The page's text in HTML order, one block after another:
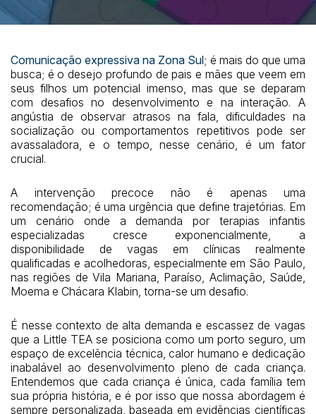
Comunicação expressiva na Zona Sul; é mais do que uma
busca; é o desejo profundo de pais e mães que veem em
seus filhos um potencial imenso, mas que se deparam
com desafios no desenvolvimento e na interação. A
angústia de observar atrasos na fala, dificuldades na
socialização ou comportamentos repetitivos pode ser
avassaladora, e o tempo, nesse cenário, é um fator
crucial.
A intervenção precoce não é apenas uma
recomendação; é uma urgência que define trajetórias. Em
um cenário onde a demanda por terapias infantis
especializadas cresce exponencialmente, a
disponibilidade de vagas em clínicas realmente
qualificadas e acolhedoras, especialmente em São Paulo,
nas regiões de Vila Mariana, Paraíso, Aclimação, Saúde,
Moema e Chácara Klabin, torna-se um desafio.
É nesse contexto de alta demanda e escassez de vagas
que a Little TEA se posiciona como um porto seguro, um
espaço de excelência técnica, calor humano e dedicação
inabalável ao desenvolvimento pleno de cada criança.
Entendemos que cada criança é única, cada família tem
sua própria história, e é por isso que nossa abordagem é
sempre personalizada, baseada em evidências científicas